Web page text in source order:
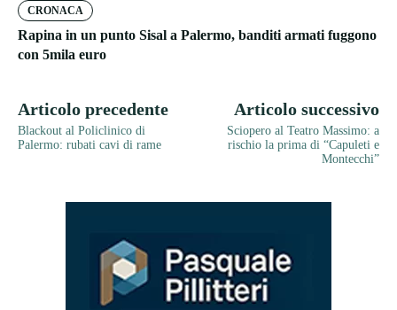
CRONACA
Rapina in un punto Sisal a Palermo, banditi armati fuggono
con 5mila euro
Articolo precedente
Blackout al Policlinico di
Palermo: rubati cavi di rame
Articolo successivo
Sciopero al Teatro Massimo: a
rischio la prima di “Capuleti e
Montecchi”